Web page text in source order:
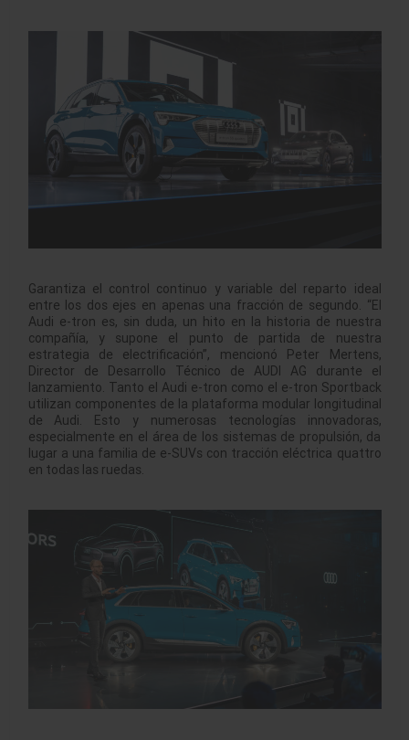
Garantiza el control continuo y variable del reparto ideal
entre los dos ejes en apenas una fracción de segundo. “El
Audi e-tron es, sin duda, un hito en la historia de nuestra
compañía, y supone el punto de partida de nuestra
estrategia de electrificación”, mencionó Peter Mertens,
Director de Desarrollo Técnico de AUDI AG durante el
lanzamiento. Tanto el Audi e-tron como el e-tron Sportback
utilizan componentes de la plataforma modular longitudinal
de Audi. Esto y numerosas tecnologías innovadoras,
especialmente en el área de los sistemas de propulsión, da
lugar a una familia de e-SUVs con tracción eléctrica quattro
en todas las ruedas.